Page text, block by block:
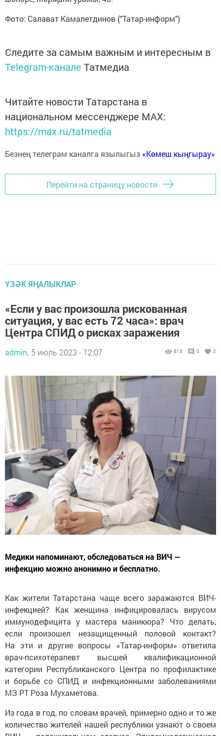
Фото: Салават Камалетдинов ("Татар-информ")
Следите за самым важным и интересным в
Telegram-канале Татмедиа
Читайте новости Татарстана в
национальном мессенджере MАХ:
https://max.ru/tatmedia
Безнең телеграм каналга язылыгыз «Көмеш кыңгырау»
Перейти на страницу новости
ҮЗӘК ЯҢАЛЫКЛАР
«Если у вас произошла рискованная
ситуация, у вас есть 72 часа»: врач
Центра СПИД о рисках заражения
admin, 5 июль 2023 - 12:07 816 0 0
Медики напоминают, обследоваться на ВИЧ —
инфекцию можно анонимно и бесплатно.
Как жители Татарстана чаще всего заражаются ВИЧ-
инфекцией? Как женщина инфицировалась вирусом
иммунодефицита у мастера маникюра? Что делать,
если произошел незащищенный половой контакт?
На эти и другие вопросы «Татар-информ» ответила
врач-психотерапевт высшей квалификационной
категории Республиканского Центра по профилактике
и борьбе со СПИД и инфекционными заболеваниями
МЗ РТ Роза Мухаметова.
Из года в год, по словам врачей, примерно одно и то же
количество жителей нашей республики узнают о своем